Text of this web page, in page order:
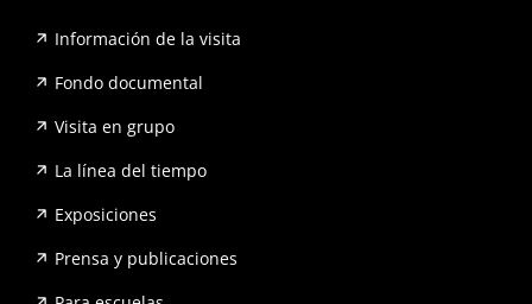
Información de la visita
Fondo documental
Visita en grupo
La línea del tiempo
Exposiciones
Prensa y publicaciones